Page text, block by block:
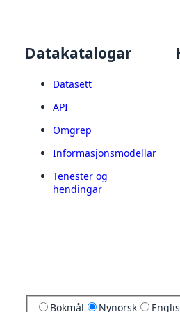
Datakatalogar
Datasett
API
Omgrep
Informasjonsmodellar
Tenester og
hendingar
Bokmål Nynorsk